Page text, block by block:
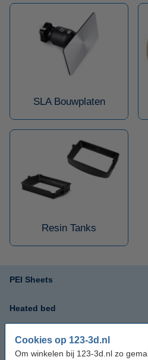
Cookies op 123-3d.nl
Om winkelen bij 123-3d.nl zo
SLA Bouwplaten
Resin Tanks
PEI Sheets
Heated bed
Glasplaten